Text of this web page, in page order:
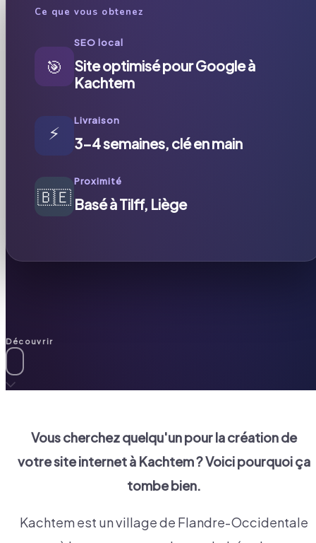
Ce que vous obtenez
🎯
SEO local
Site optimisé pour Google à
Kachtem
⚡
Livraison
3-4 semaines, clé en main
🇧🇪
Proximité
Basé à Tilff, Liège
Découvrir
Vous cherchez quelqu'un pour la création de
votre site internet à Kachtem? Voici pourquoi ça
tombe bien.
Kachtem est un village de Flandre-Occidentale